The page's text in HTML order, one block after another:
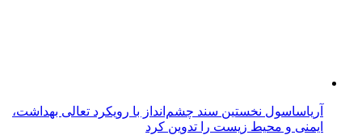
آریاساسول نخستین سند چشم‌انداز با رویکرد تعالی بهداشت،
ایمنی و محیط زیست را تدوین کرد